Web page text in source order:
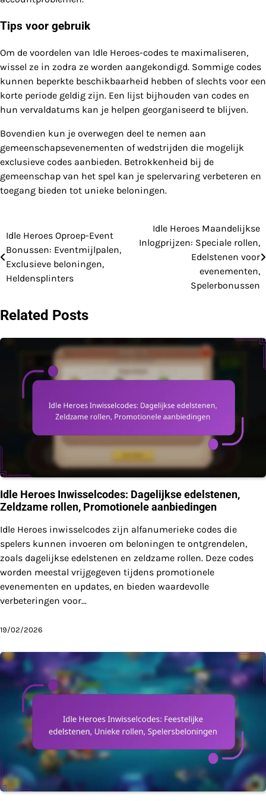
Tips voor gebruik
Om de voordelen van Idle Heroes-codes te maximaliseren,
wissel ze in zodra ze worden aangekondigd. Sommige codes
kunnen beperkte beschikbaarheid hebben of slechts voor een
korte periode geldig zijn. Een lijst bijhouden van codes en
hun vervaldatums kan je helpen georganiseerd te blijven.
Bovendien kun je overwegen deel te nemen aan
gemeenschapsevenementen of wedstrijden die mogelijk
exclusieve codes aanbieden. Betrokkenheid bij de
gemeenschap van het spel kan je spelervaring verbeteren en
toegang bieden tot unieke beloningen.
Post
navigation
Idle Heroes Oproep-Event
Bonussen: Eventmijlpalen,
Exclusieve beloningen,
Heldensplinters
Idle Heroes Maandelijkse
Inlogprijzen: Speciale rollen,
Edelstenen voor
evenementen,
Spelerbonussen
Related Posts
Idle Heroes Inwisselcodes: Dagelijkse edelstenen,
Zeldzame rollen, Promotionele aanbiedingen
Idle Heroes inwisselcodes zijn alfanumerieke codes die
spelers kunnen invoeren om beloningen te ontgrendelen,
zoals dagelijkse edelstenen en zeldzame rollen. Deze codes
worden meestal vrijgegeven tijdens promotionele
evenementen en updates, en bieden waardevolle
verbeteringen voor…
19/02/2026